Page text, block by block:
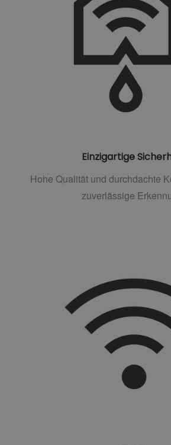
Einzigartige
Hohe Qualität und durchdachte
zuverlässige